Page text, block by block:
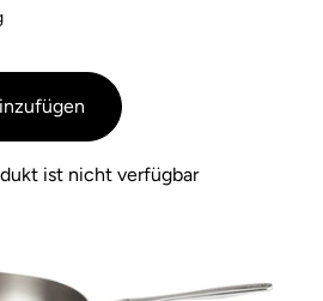
Basierend
1
Bewertung
ist nicht verfügbar